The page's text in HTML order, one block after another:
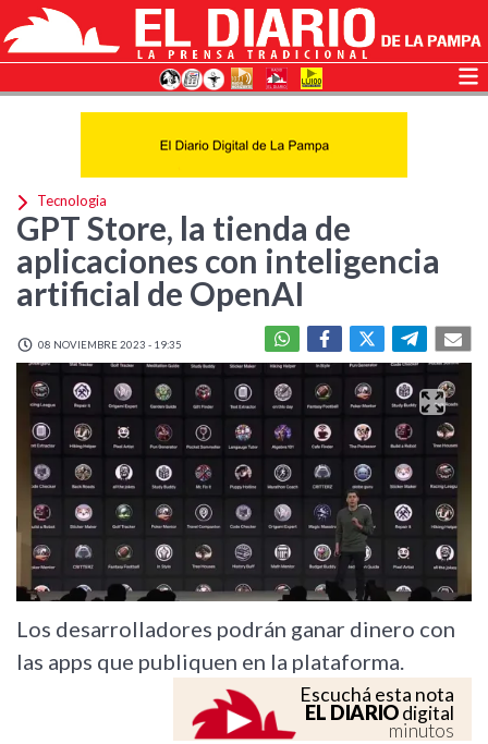
Tecnologia
GPT Store, la tienda de
aplicaciones con inteligencia
artificial de OpenAI
08 NOVIEMBRE 2023 - 19:35
Los desarrolladores podrán ganar dinero con
las apps que publiquen en la plataforma.
Escuchá esta nota
EL DIARIOdigital
minutos